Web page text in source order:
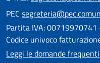
PEC
Partita IVA:
Codice univoco
Leggi le domande frequenti